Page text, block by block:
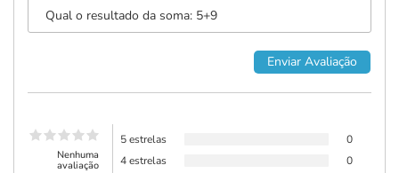
Nenhuma
avaliação
5 estrelas
0
4 estrelas
0